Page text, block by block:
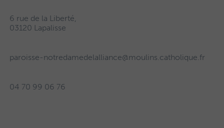
6 rue de la Liberté,
03120 Lapalisse
paroisse-notredamedelalliance@moulins.catholique.fr
04 70 99 06 76